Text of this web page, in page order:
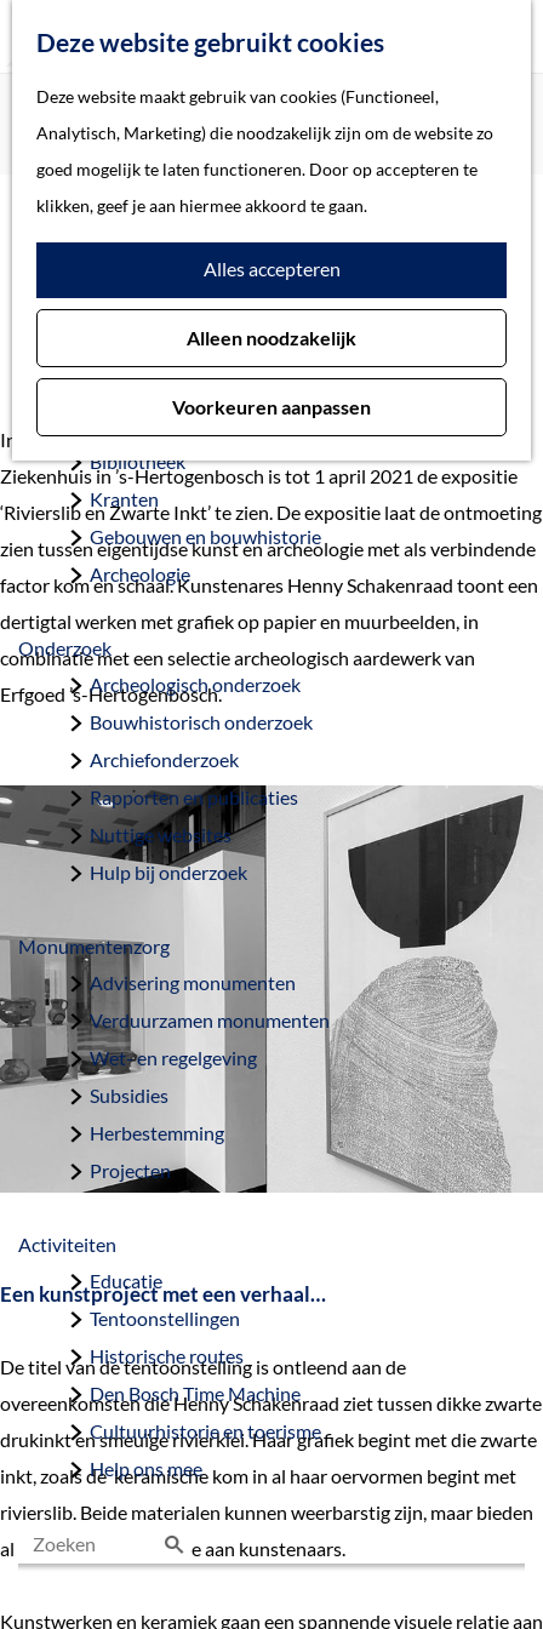
Deze website gebruikt cookies
Deze website maakt gebruik van cookies (Functioneel,
Analytisch, Marketing) die noodzakelijk zijn om de website zo
goed mogelijk te laten functioneren. Door op accepteren te
klikken, geef je aan hiermee akkoord te gaan.
Alles accepteren
Alleen noodzakelijk
Voorkeuren aanpassen
e
p
a
g
e
k
e
Home
Verhalen
Thema
Soort object
Collecties
Beeld en geluid
Bibliotheek
Kranten
Gebouwen en bouwhistorie
Archeologie
Onderzoek
Archeologisch onderzoek
Bouwhistorisch onderzoek
Archiefonderzoek
Rapporten en publicaties
Nuttige websites
Hulp bij onderzoek
Monumentenzorg
Advisering monumenten
Verduurzamen monumenten
Wet- en regelgeving
Subsidies
Herbestemming
Projecten
Activiteiten
Educatie
Tentoonstellingen
Historische routes
Den Bosch Time Machine
Cultuurhistorie en toerisme
Help ons mee
o
Home
Actueel
Kunst ontmoet archeologie op expositie
Kunst ontmoet archeologie
op expositie
28 januari 2021
In tentoonstellingsruimte ‘De Boulevard’ van het Jeroen Bosch
Ziekenhuis in ’s-Hertogenbosch is tot 1 april 2021 de expositie
‘Rivierslib en Zwarte Inkt’ te zien. De expositie laat de ontmoeting
zien tussen eigentijdse kunst en archeologie met als verbindende
factor kom en schaal. Kunstenares Henny Schakenraad toont een
dertigtal werken met grafiek op papier en muurbeelden, in
combinatie met een selectie archeologisch aardewerk van
Erfgoed ’s-Hertogenbosch.
Een kunstproject met een verhaal…
De titel van de tentoonstelling is ontleend aan de
overeenkomsten die Henny Schakenraad ziet tussen dikke zwarte
drukinkt en smeuïge rivierklei. Haar grafiek begint met die zwarte
inkt, zoals de keramische kom in al haar oervormen begint met
rivierslib. Beide materialen kunnen weerbarstig zijn, maar bieden
al eeuwenlang inspiratie aan kunstenaars.
Kunstwerken en keramiek gaan een spannende visuele relatie aan